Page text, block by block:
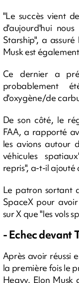
"Le succès vient
d'aujourd'hui
Starship", a
Musk est
Ce dernier a
probablement
d'oxygène/de
De son côté, le
FAA, a rapporté
les avions autour
véhicules
repris", a-t-il ajouté
Le patron sortant
SpaceX pour
sur X que "les vols
- Echec devant
Après avoir réussi
la première fois le
Heavy, Elon